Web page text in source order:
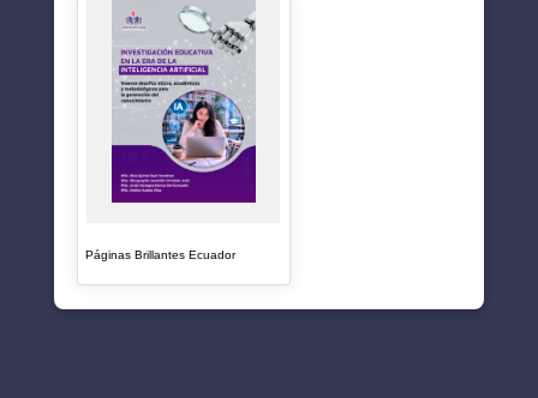
Páginas Brillantes Ecuador